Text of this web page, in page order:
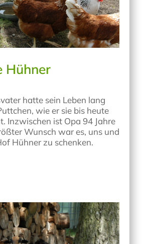
Hühner
hatte sein Leben lang
wie er sie bis heute
Inzwischen ist Opa 94 Jahre
Wunsch war es, uns und
Hühner zu schenken.